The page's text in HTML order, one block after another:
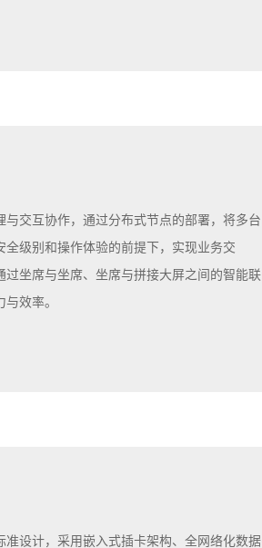
交互协作，通过分布式节点的部署，将多台
级别和操作体验的前提下，实现业务交
坐席与坐席、坐席与拼接大屏之间的智能联
效率。
设计，采用嵌入式插卡架构、全网络化数据